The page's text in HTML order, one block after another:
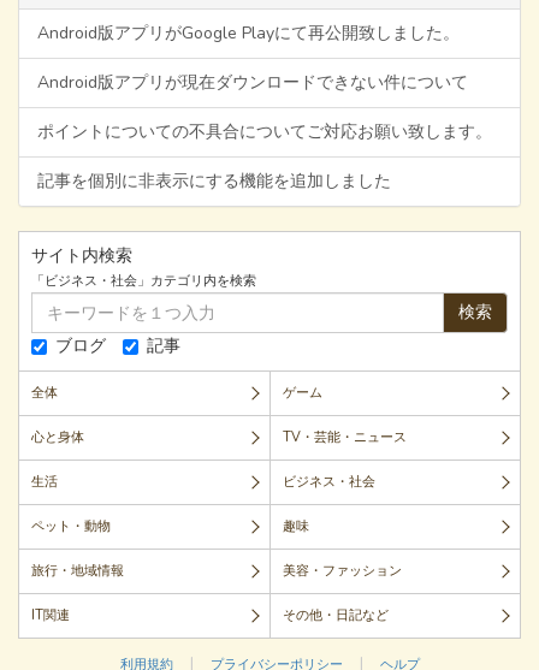
Android版アプリがGoogle Playにて再公開致しました。
Android版アプリが現在ダウンロードできない件について
ポイントについての不具合についてご対応お願い致します。
記事を個別に非表示にする機能を追加しました
サイト内検索
「ビジネス・社会」カテゴリ内を検索
検索
ブログ
記事
全体 ゲーム
心と身体 TV・芸能・ニュース
生活 ビジネス・社会
ペット・動物 趣味
旅行・地域情報 美容・ファッション
IT関連 その他・日記など
利用規約 | プライバシーポリシー | ヘルプ